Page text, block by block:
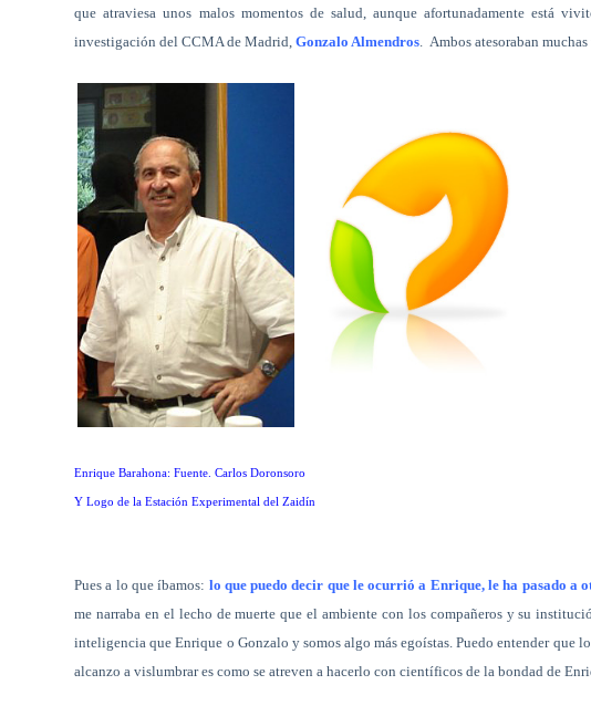
que atraviesa unos malos momentos de salud, aunque afortunadamente está
investigación del CCMA de Madrid,Gonzalo Almendros. Ambos atesoraban
Enrique Barahona: Fuente. Carlos Doronsoro
Y Logo de la Estación Experimental del Zaidín
Pues a lo que íbamos: lo que puedo decir que le ocurrió a Enrique, le ha pasado a
me narraba en el lecho de muerte que el ambiente con los compañeros y su
inteligencia que Enrique o Gonzalo y somos algo más egoístas. Puedo entender que
alcanzo a vislumbrar es como se atreven a hacerlo con científicos de la bondad de